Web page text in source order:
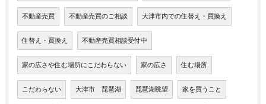
不動産売買 不動産売買のご相談 大津市内での住替え・買換え
住替え・買換え 不動産売買相談受付中
家の広さや住む場所にこだわらない 家の広さ 住む場所
こだわらない 大津市 琵琶湖 琵琶湖眺望 家を買うこと